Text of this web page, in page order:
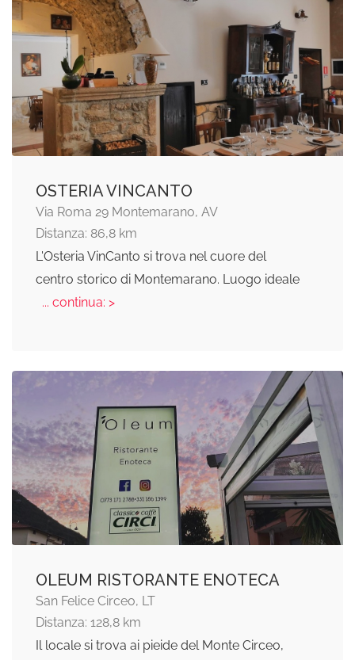
OSTERIA VINCANTO
Via Roma 29 Montemarano, AV
Distanza: 86,8 km
L'Osteria VinCanto si trova nel cuore del
centro storico di Montemarano. Luogo ideale
... continua: >
OLEUM RISTORANTE ENOTECA
San Felice Circeo, LT
Distanza: 128,8 km
Il locale si trova ai pieide del Monte Circeo,